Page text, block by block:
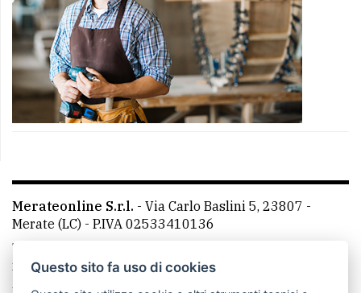
Merateonline S.r.l. - Via Carlo Baslini 5, 23807 -
Merate (LC) - P.IVA 02533410136
Telefono:
mail: redazione@merateonline.it
Questo sito fa uso di cookies